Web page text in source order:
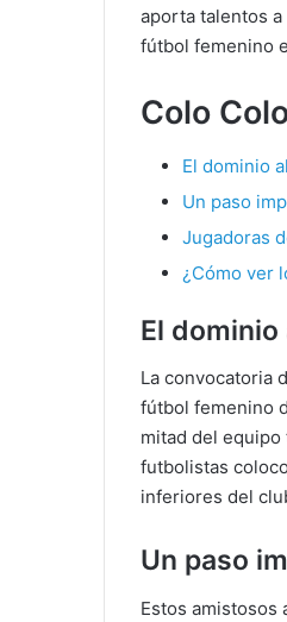
aporta talentos
fútbol femenino
Colo
El dominio
Un paso
Jugadoras
¿Cómo ver
El
La convocatoria
fútbol femenino
mitad del
futbolistas
inferiores del
Un paso
Estos amistosos